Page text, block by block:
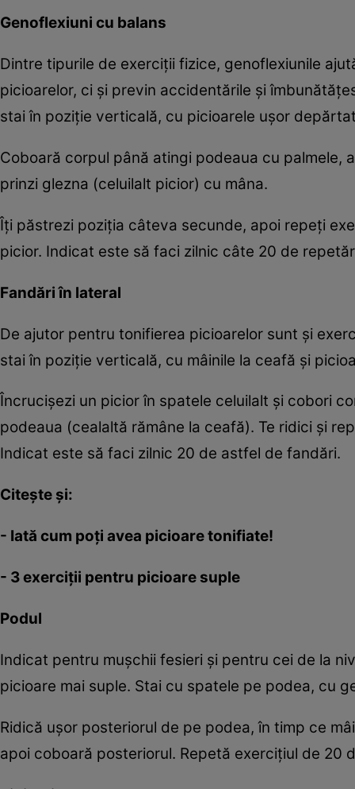
Genoflexiuni cu balans
Dintre tipurile de exerciţii fizice, genoflexiunile
picioarelor, ci şi previn accidentările şi
stai în poziţie verticală, cu picioarele uşor
Coboară corpul până atingi podeaua cu palmele,
prinzi glezna (celuilalt picior) cu mâna.
Îţi păstrezi poziţia câteva secunde, apoi repeţi
picior. Indicat este să faci zilnic câte 20 de
Fandări în lateral
De ajutor pentru tonifierea picioarelor sunt şi
stai în poziţie verticală, cu mâinile la ceafă şi
Încrucişezi un picior în spatele celuilalt şi cobori
podeaua (cealaltă rămâne la ceafă). Te ridici şi
Indicat este să faci zilnic 20 de astfel de fandări.
Citeşte şi:
- Iată cum poţi avea picioare tonifiate!
- 3 exerciţii pentru picioare suple
Podul
Indicat pentru muşchii fesieri şi pentru cei de la
picioare mai suple. Stai cu spatele pe podea, cu
Ridică uşor posteriorul de pe podea, în timp ce
apoi coboară posteriorul. Repetă exerciţiul de 20